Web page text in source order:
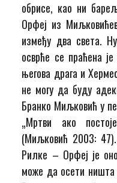
обрисе, као ни
Орфеј из
између два света.
осврће се праћена
његова драга и
не могу да буду
Бранко Миљковић у
„Мртви ако
(Миљковић 2003:
Рилке – Орфеј је
може да осети ништа